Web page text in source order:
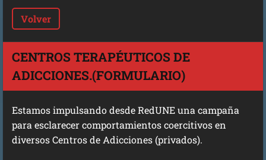
Volver
CENTROS TERAPÉUTICOS DE
ADICCIONES.(FORMULARIO)
Estamos impulsando desde RedUNE una campaña
para esclarecer comportamientos coercitivos en
diversos Centros de Adicciones (privados).